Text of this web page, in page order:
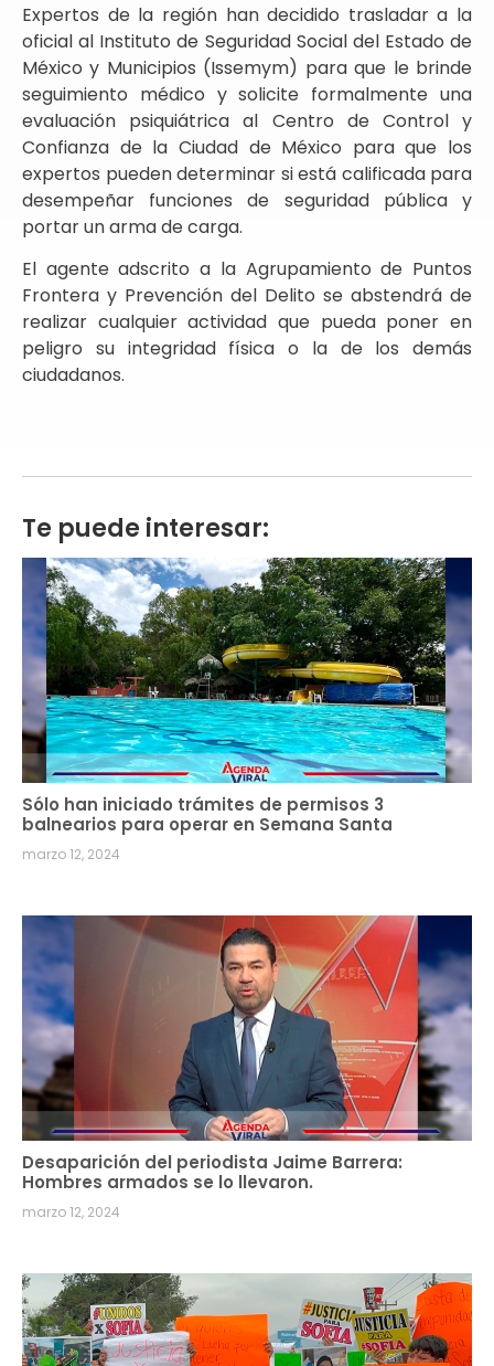
Expertos de la región han decidido trasladar a la
oficial al Instituto de Seguridad Social del Estado de
México y Municipios (Issemym) para que le brinde
seguimiento médico y solicite formalmente una
evaluación psiquiátrica al Centro de Control y
Confianza de la Ciudad de México para que los
expertos pueden determinar si está calificada para
desempeñar funciones de seguridad pública y
portar un arma de carga.
El agente adscrito a la Agrupamiento de Puntos
Frontera y Prevención del Delito se abstendrá de
realizar cualquier actividad que pueda poner en
peligro su integridad física o la de los demás
ciudadanos.
Te puede interesar:
Sólo han iniciado trámites de permisos 3
balnearios para operar en Semana Santa
marzo 12, 2024
Desaparición del periodista Jaime Barrera:
Hombres armados se lo llevaron.
marzo 12, 2024